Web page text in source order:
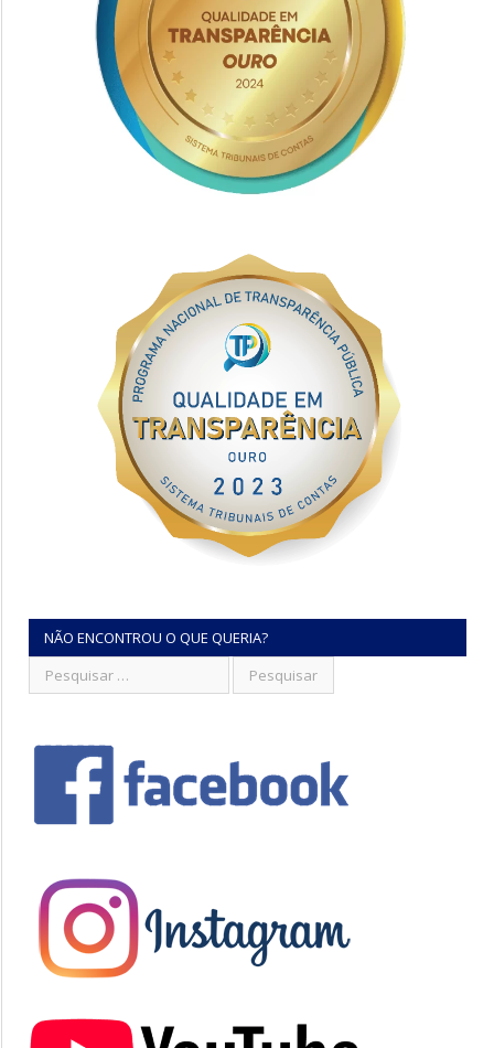
NÃO ENCONTROU O QUE QUERIA?